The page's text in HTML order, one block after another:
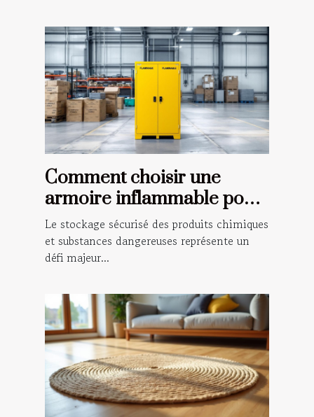
Comment choisir une
armoire inflammable pour
la sécurité de votre
entreprise
Le stockage sécurisé des produits chimiques
et substances dangereuses représente un
défi majeur...